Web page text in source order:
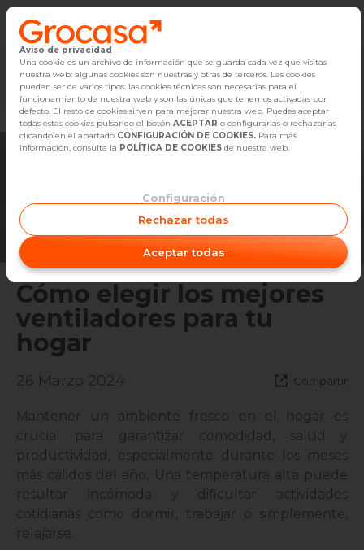
Vender
Buscar Inmuebles
Alquiler
Empleo
Oficinas
Contacto
Marketplace Empleo Diseño Reforma
Cómo elegir los mejores
ventiladores para tu
hogar
26 Marzo 2024 Compartir
Mantener un ambiente fresco en el hogar es
crucial para garantizar comodidad, salud y
productividad, especialmente durante los meses
más cálidos del año. Una temperatura alta puede
resultar incómoda y dificultar actividades
cotidianas como dormir, trabajar o simplemente,
relajarse.
Aviso de privacidad
Una cookie es un archivo de información que se guarda cada vez que visitas
nuestra web: algunas cookies son nuestras y otras de terceros. Las cookies
pueden ser de varios tipos: las cookies técnicas son necesarias para el
funcionamiento de nuestra web y son las únicas que tenemos activadas por
defecto. El resto de cookies sirven para mejorar nuestra web. Puedes aceptar
todas estas cookies pulsando el botón ACEPTAR o configurarlas o rechazarlas
clicando en el apartado CONFIGURACIÓN DE COOKIES. Para más
información, consulta la POLÍTICA DE COOKIES de nuestra web.
Configuración
Rechazar todas
Aceptar todas